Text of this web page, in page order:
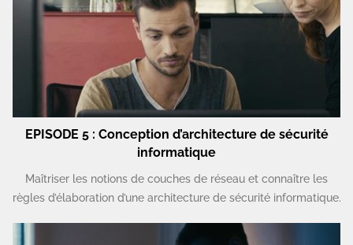
EPISODE 5 : Conception d’architecture de sécurité
informatique
Maîtriser les notions de couches de réseau et connaître les
règles d’élaboration d’une architecture de sécurité informatique.